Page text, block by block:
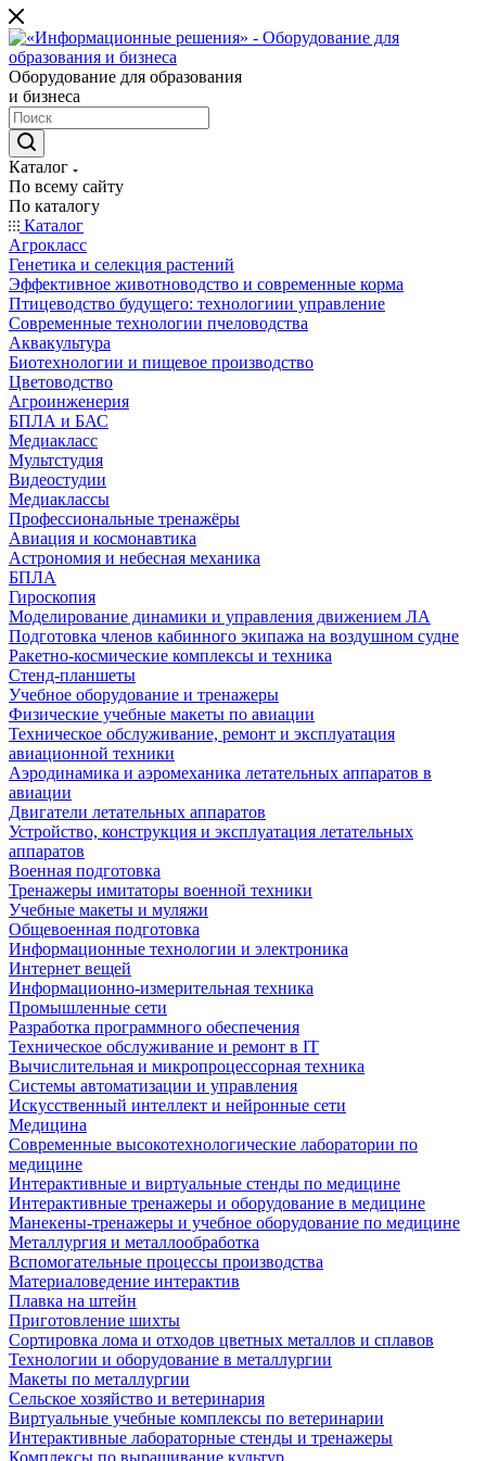
Оборудование для образования
и бизнеса
Каталог
По всему сайту
По каталогу
Каталог
Агрокласс
Генетика и селекция растений
Эффективное животноводство и современные корма
Птицеводство будущего: технологиии управление
Современные технологии пчеловодства
Аквакультура
Биотехнологии и пищевое производство
Цветоводство
Агроинженерия
БПЛА и БАС
Медиакласс
Мультстудия
Видеостудии
Медиаклассы
Профессиональные тренажёры
Авиация и космонавтика
Астрономия и небесная механика
БПЛА
Гироскопия
Моделирование динамики и управления движением ЛА
Подготовка членов кабинного экипажа на воздушном судне
Ракетно-космические комплексы и техника
Стенд-планшеты
Учебное оборудование и тренажеры
Физические учебные макеты по авиации
Техническое обслуживание, ремонт и эксплуатация
авиационной техники
Аэродинамика и аэромеханика летательных аппаратов в
авиации
Двигатели летательных аппаратов
Устройство, конструкция и эксплуатация летательных
аппаратов
Военная подготовка
Тренажеры имитаторы военной техники
Учебные макеты и муляжи
Общевоенная подготовка
Информационные технологии и электроника
Интернет вещей
Информационно-измерительная техника
Промышленные сети
Разработка программного обеспечения
Техническое обслуживание и ремонт в IT
Вычислительная и микропроцессорная техника
Системы автоматизации и управления
Искусственный интеллект и нейронные сети
Медицина
Современные высокотехнологические лаборатории по
медицине
Интерактивные и виртуальные стенды по медицине
Интерактивные тренажеры и оборудование в медицине
Манекены-тренажеры и учебное оборудование по медицине
Металлургия и металлообработка
Вспомогательные процессы производства
Материаловедение интерактив
Плавка на штейн
Приготовление шихты
Сортировка лома и отходов цветных металлов и сплавов
Технологии и оборудование в металлургии
Макеты по металлургии
Сельское хозяйство и ветеринария
Виртуальные учебные комплексы по ветеринарии
Интерактивные лабораторные стенды и тренажеры
Комплексы по выращивание культур